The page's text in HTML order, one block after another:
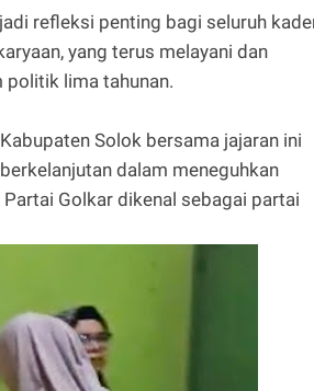
refleksi penting bagi seluruh
yang terus melayani dan
politik lima tahunan.
Solok bersama jajaran ini
dalam meneguhkan
Golkar dikenal sebagai partai